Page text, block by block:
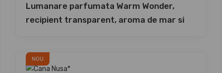
Lumanare parfumata Warm Wonder,
recipient transparent, aroma de mar si
NOU